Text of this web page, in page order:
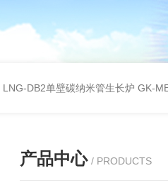
LNG-DB2单壁碳纳米管生长炉 GK-
产品中心 / PRODUCTS